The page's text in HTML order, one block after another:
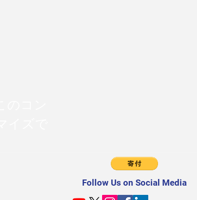
Follow Us on Social Media